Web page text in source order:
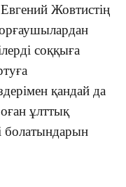
Жовтистің
соққыға
қандай да
ұлттық
болатындарын